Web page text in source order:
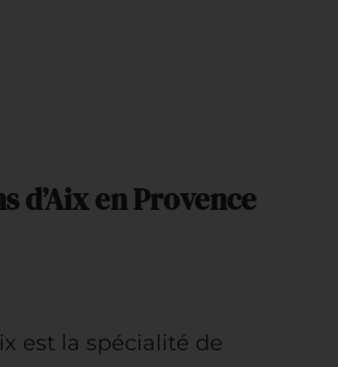
d’Aix en Provence
est la spécialité de